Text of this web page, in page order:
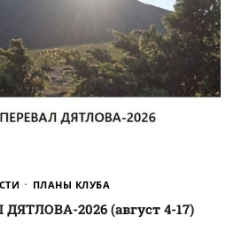
ПЛАНЫ КЛУБА
2026 (август 4-17)